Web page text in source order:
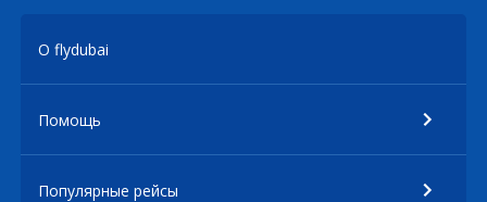
О flydubai
Помощь
Популярные рейсы